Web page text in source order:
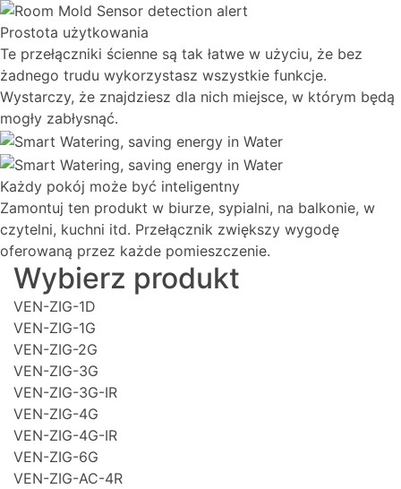
Prostota użytkowania
Te przełączniki ścienne są tak łatwe w użyciu, że bez
żadnego trudu wykorzystasz wszystkie funkcje.
Wystarczy, że znajdziesz dla nich miejsce, w którym będą
mogły zabłysnąć.
Każdy pokój może być inteligentny
Zamontuj ten produkt w biurze, sypialni, na balkonie, w
czytelni, kuchni itd. Przełącznik zwiększy wygodę
oferowaną przez każde pomieszczenie.
Wybierz produkt
VEN-ZIG-1D
VEN-ZIG-1G
VEN-ZIG-2G
VEN-ZIG-3G
VEN-ZIG-3G-IR
VEN-ZIG-4G
VEN-ZIG-4G-IR
VEN-ZIG-6G
VEN-ZIG-AC-4R